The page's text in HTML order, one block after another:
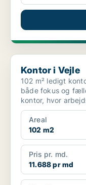
Kontor i Vejle
Kontor i Vejle
102 m² ledigt
både fokus og fællesskab Er I på
kontor, hvor
Areal
102 m2
Pris pr. md.
11.688 pr md